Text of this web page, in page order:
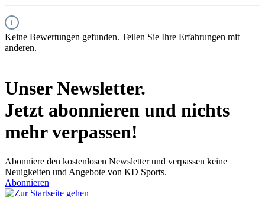
Keine Bewertungen gefunden. Teilen Sie Ihre Erfahrungen mit
anderen.
Unser Newsletter.
Jetzt abonnieren und nichts
mehr verpassen!
Abonniere den kostenlosen Newsletter und verpassen keine
Neuigkeiten und Angebote von KD Sports.
Abonnieren